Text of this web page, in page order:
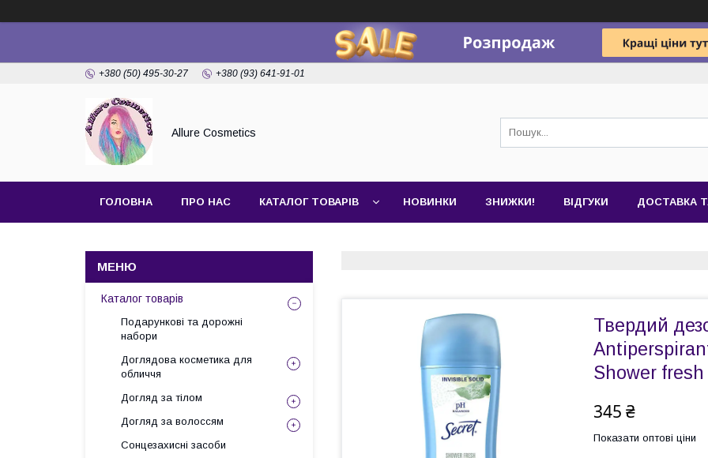
+380 (50) 495-30-27 +380 (93) 641-91-01
Allure Cosmetics
ГОЛОВНА ПРО НАС КАТАЛОГ ТОВАРІВ НОВИНКИ ЗНИЖКИ! ВІДГУКИ ДОСТАВКА
Твердий
Shower fresh
345 ₴
Показати оптові ціни
Каталог товарів
Подарункові та дорожні
набори
Доглядова косметика для
обличчя
Догляд за тілом
Догляд за волоссям
Сонцезахисні засоби